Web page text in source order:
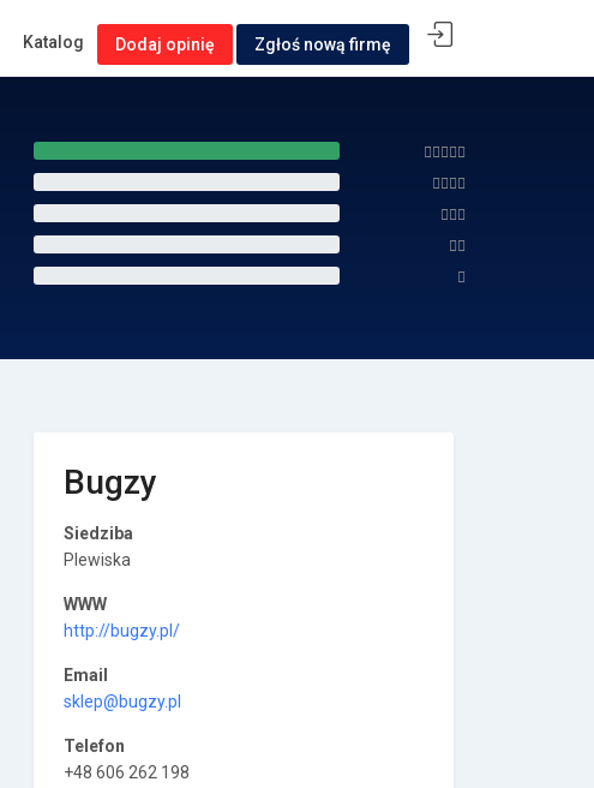
Bugzy
Siedziba
Plewiska
WWW
http://bugzy.pl/
Email
sklep@bugzy.pl
Telefon
+48 606 262 198
Katalog Dodaj opinię Zgłoś nową firmę